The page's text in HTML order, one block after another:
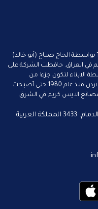
تأسست شركة الصباح في العراق عام 1959 بواسطة الحاج صباح (أبو خالد)
العراق. حافظت الشركة على
الابناء لتكون جزءا من
تأسيس مصانع الايس كريم في االعراق و الاردن منذ عام 1980 حتى أصبحت
الايس كريم في الشرق
المدينة الصناعية الثانية، الدمام، 3433 المملكة العربية